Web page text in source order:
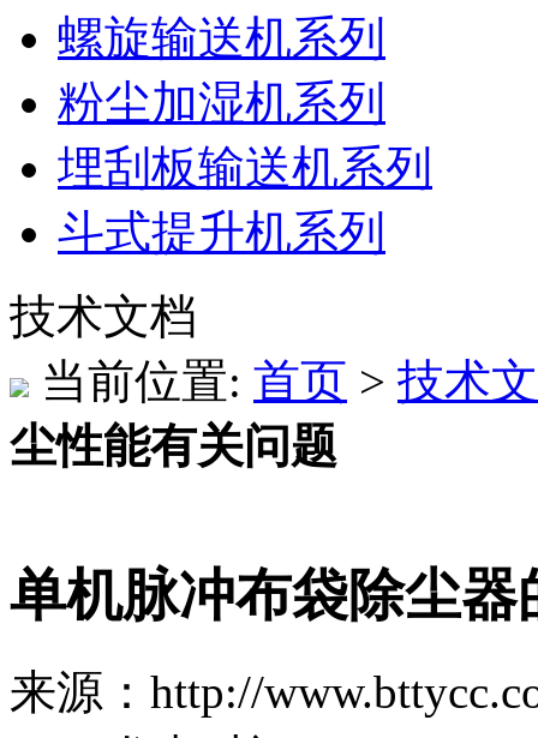
螺旋输送机系列
粉尘加湿机系列
埋刮板输送机系列
斗式提升机系列
技术文档
当前位置: 首页 > 技术
尘性能有关问题
单机脉冲布袋除尘
来源：http://